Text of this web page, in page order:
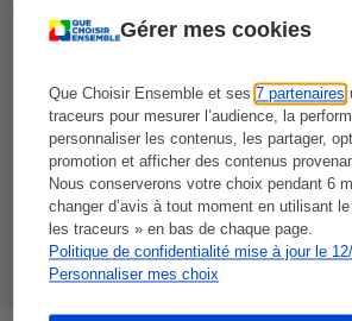
Gérer mes cookies
Que Choisir Ensemble et ses7 partenaires
traceurs pour mesurer l’audience, la
personnaliser les contenus, les partager,
promotion et afficher des contenus
Nous conserverons votre choix pendant 6
changer d’avis à tout moment en utilisant
les traceurs » en bas de chaque page.
Politique de confidentialité mise à jour le
Personnaliser mes choix